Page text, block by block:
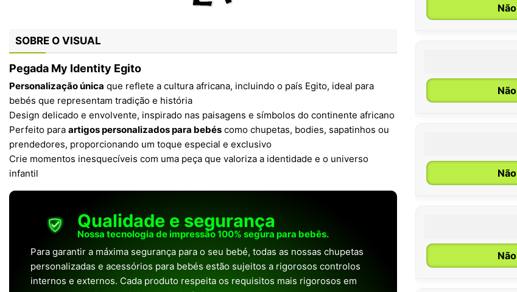
SOBRE O VISUAL
Pegada My Identity Egito
Personalização única que reflete a cultura africana, incluindo o país Egito, ideal para
bebés que representam tradição e história
Design delicado e envolvente, inspirado nas paisagens e símbolos do continente africano
Perfeito para artigos personalizados para bebés como chupetas, bodies, sapatinhos ou
prendedores, proporcionando um toque especial e exclusivo
Crie momentos inesquecíveis com uma peça que valoriza a identidade e o universo
infantil
Qualidade e segurança
Nossa tecnologia de impressão 100% segura para bebês.
Para garantir a máxima segurança para o seu bebé, todas as nossas chupetas
personalizadas e acessórios para bebés estão sujeitos a rigorosos controlos
internos e externos. Cada produto respeita os requisitos mais rigorosos em
Não
Não
Não
Não